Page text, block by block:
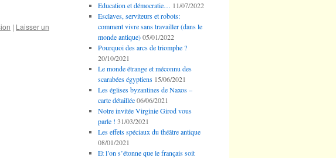
| Laisser un
Education et démocratie… 11/07/2022
Esclaves, serviteurs et robots:
comment vivre sans travailler (dans le
monde antique) 05/01/2022
Pourquoi des arcs de triomphe ?
20/10/2021
Le monde étrange et méconnu des
scarabées égyptiens 15/06/2021
Les églises byzantines de Naxos –
carte détaillée 06/06/2021
Notre invitée Virginie Girod vous
parle ! 31/03/2021
Les effets spéciaux du théâtre antique
08/01/2021
Et l’on s’étonne que le français soit